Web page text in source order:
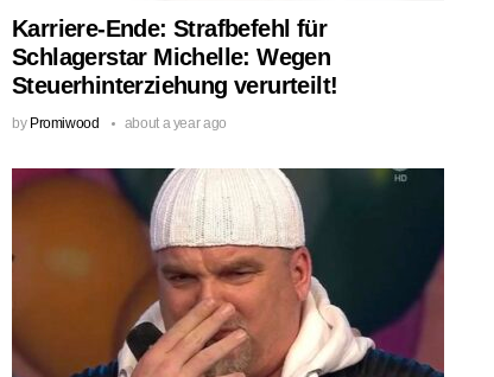
Karriere-Ende: Strafbefehl für
Schlagerstar Michelle: Wegen
Steuerhinterziehung verurteilt!
by Promiwood about a year ago